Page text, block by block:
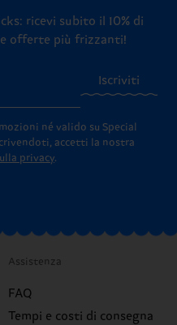
ricevi subito il 10% di
offerte più frizzanti!
Iscriviti
né valido su Special
accetti la nostra
privacy.
Assistenza
FAQ
Tempi e costi di consegna